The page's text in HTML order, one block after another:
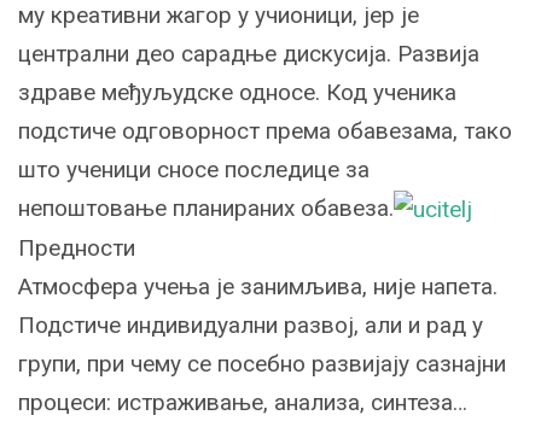
му креативни жагор у учионици, јер је
централни део сарадње дискусија. Развија
здраве међуљудске односе. Код ученика
подстиче одговорност према обавезама, тако
што ученици сносе последице за
непоштовање планираних обавеза.
Предности
Атмосфера учења је занимљива, није напета.
Подстиче индивидуални развој, али и рад у
групи, при чему се посебно развијају сазнајни
процеси: истраживање, анализа, синтеза…